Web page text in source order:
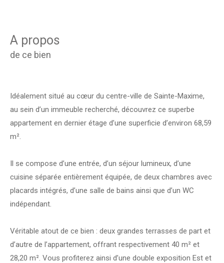
a propos
de ce bien
Idéalement situé au cœur du centre-ville de Sainte-Maxime,
au sein d’un immeuble recherché, découvrez ce superbe
appartement en dernier étage d’une superficie d’environ 68,59
m².
Il se compose d’une entrée, d’un séjour lumineux, d’une
cuisine séparée entièrement équipée, de deux chambres avec
placards intégrés, d’une salle de bains ainsi que d’un WC
indépendant.
Véritable atout de ce bien : deux grandes terrasses de part et
d’autre de l’appartement, offrant respectivement 40 m² et
28,20 m². Vous profiterez ainsi d’une double exposition Est et